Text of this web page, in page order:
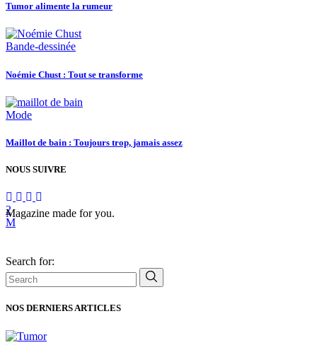
Tumor alimente la rumeur
Bande-dessinée
Noémie Chust : Tout se transforme
Mode
Maillot de bain : Toujours trop, jamais assez
NOUS SUIVRE
Magazine made for you.
Search for:
NOS DERNIERS ARTICLES